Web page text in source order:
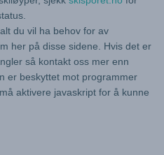
du vil ha behov for av
her på disse sidene. Hvis det er
så kontakt oss mer enn
er beskyttet mot programmer
aktivere javaskript for å kunne